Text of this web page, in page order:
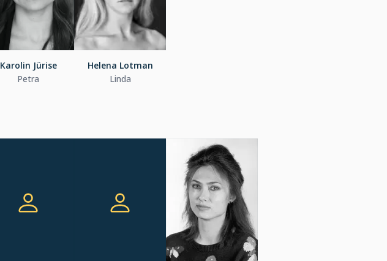
Karolin Jürise
Petra
Helena Lotman
Linda